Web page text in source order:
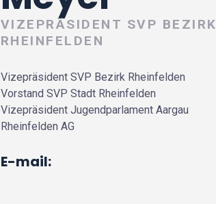
VIZEPRÄSIDENT SVP BEZIRK
RHEINFELDEN
Vizepräsident SVP Bezirk Rheinfelden
Vorstand SVP Stadt Rheinfelden
Vizepräsident Jugendparlament Aargau
Rheinfelden AG
E-mail: